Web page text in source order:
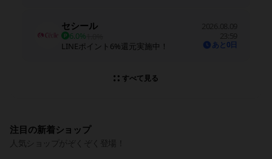
セシール
6.0%
LINEポイント6%還元実施中！
2026.08.09
23:59
あと0日
すべて見る
注目の新着ショップ
人気ショップがぞくぞく登場！